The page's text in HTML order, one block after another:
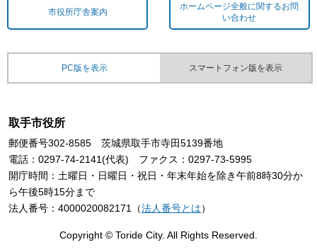
市役所庁舎案内
ホームページ全般に関するお問
い合わせ
PC版を表示 スマートフォン版を表示
取手市役所
郵便番号302-8585 茨城県取手市寺田5139番地
電話：0297-74-2141(代表) ファクス：0297-73-5995
開庁時間：土曜日・日曜日・祝日・年末年始を除き午前8時30分か
ら午後5時15分まで
法人番号：4000020082171（法人番号とは）
Copyright © Toride City. All Rights Reserved.